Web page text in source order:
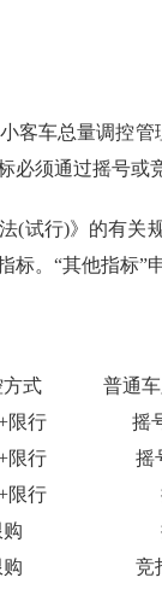
客车总量调控
必须通过摇号或
(试行)》的有关
标。“其他指标
式
普通
限行
摇
限行
摇
限行
购
购
竞